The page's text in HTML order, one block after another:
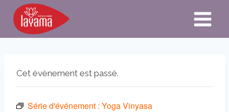
Aller
contenu
Cet évènement est passé.
Série d'événement : Yoga Vinyasa